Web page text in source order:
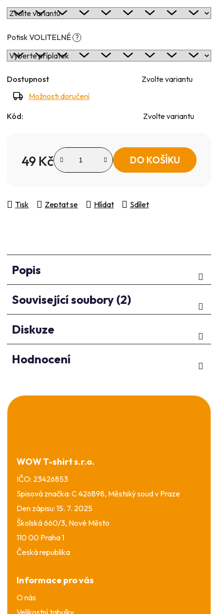
Potisk VOLITELNÉ ?
Dostupnost
Zvolte variantu
Možnosti doručení
Kód: Zvolte variantu
49 Kč
Měrná cena:
DO KOŠÍKU
Tisk Zeptat se Hlídat Sdílet
Popis
Související soubory (2)
Diskuze
Hodnocení
Z
á
WOW T-shirt s.r.o.
IČO: 23426853
Spisová značka: C 426898, Městský soud v Praze
Den zápisu: 15. 7. 2025
Školská 660/3, Nové Město
110 00 Praha 1
Česká republika
Informace pro vás
O nás
Velikostní tabulky